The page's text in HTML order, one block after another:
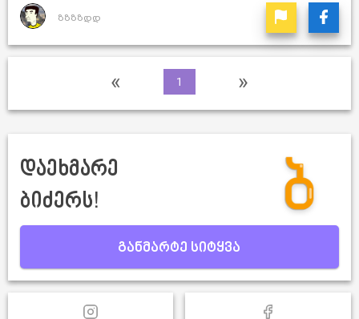
ზზზზდდ
« 1 »
დაეხმარე
ბიძერს!
განმარტე სიტყვა